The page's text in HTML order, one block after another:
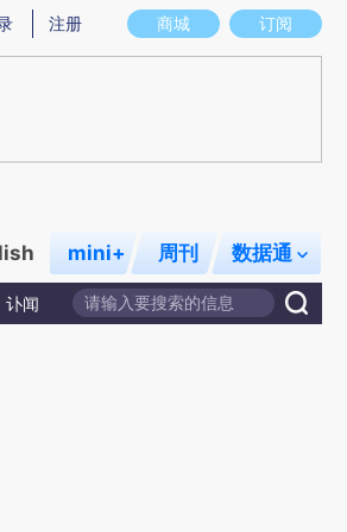
意图存在偏差。不代表财新观点和立场。推荐点击
商城 订阅
注册
mini+ 周刊 数据通
讣闻